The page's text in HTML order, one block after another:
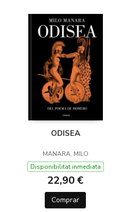
ODISEA
MANARA, MILO
Disponibilitat inmediata
22,90 €
Comprar